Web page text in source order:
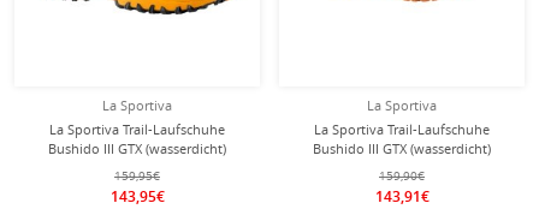
La Sportiva
La Sportiva Trail-Laufschuhe
Bushido III GTX (wasserdicht)
orange/gelb/schwarz Herren
159,95€
143,95€
La Sportiva
La Sportiva Trail-Laufschuhe
Bushido III GTX (wasserdicht)
braun/orange Herren
159,90€
143,91€